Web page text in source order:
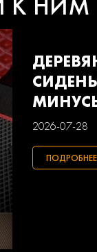
Smart
2026-07-28
ПОДРОБНЕЕ